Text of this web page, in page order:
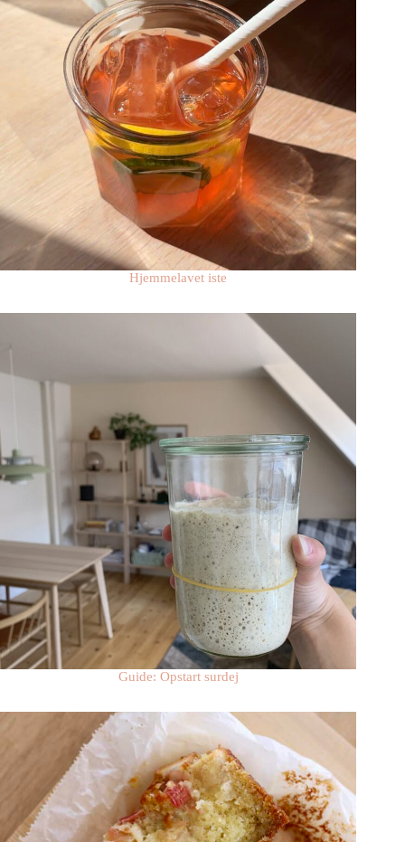
Hjemmelavet iste
Guide: Opstart surdej